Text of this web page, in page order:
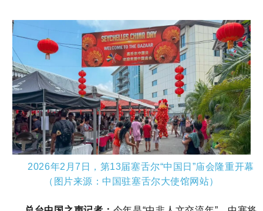
2026年2月7日，第13届塞舌尔“中国日”庙会隆重开幕
（图片来源：中国驻塞舌尔大使馆网站）